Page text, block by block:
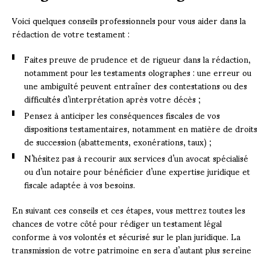
Voici quelques conseils professionnels pour vous aider dans la
rédaction de votre testament :
Faites preuve de prudence et de rigueur dans la rédaction,
notamment pour les testaments olographes : une erreur ou
une ambiguïté peuvent entraîner des contestations ou des
difficultés d’interprétation après votre décès ;
Pensez à anticiper les conséquences fiscales de vos
dispositions testamentaires, notamment en matière de droits
de succession (abattements, exonérations, taux) ;
N’hésitez pas à recourir aux services d’un avocat spécialisé
ou d’un notaire pour bénéficier d’une expertise juridique et
fiscale adaptée à vos besoins.
En suivant ces conseils et ces étapes, vous mettrez toutes les
chances de votre côté pour rédiger un testament légal
conforme à vos volontés et sécurisé sur le plan juridique. La
transmission de votre patrimoine en sera d’autant plus sereine